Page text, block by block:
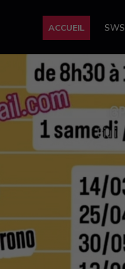
ACCUEIL SWS